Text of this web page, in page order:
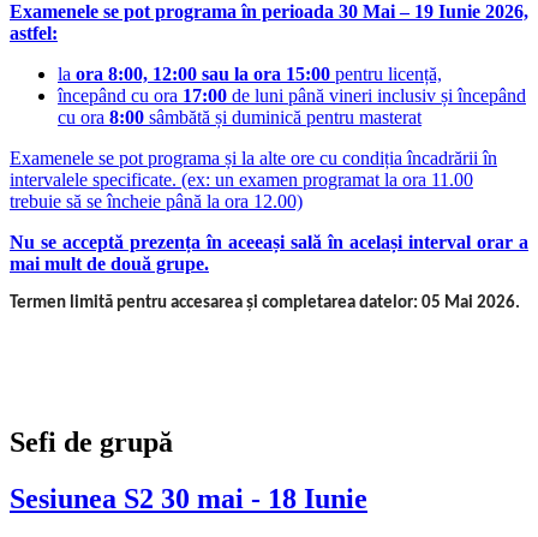
Examenele se pot programa în perioada 30 Mai – 19 Iunie 2026,
astfel:
la ora 8:00, 12:00 sau la ora 15:00 pentru licență,
începând cu ora 17:00 de luni până vineri inclusiv și începând
cu ora 8:00 sâmbătă și duminică pentru masterat
Examenele se pot programa și la alte ore cu condiția încadrării în
intervalele specificate. (ex: un examen programat la ora 11.00
trebuie să se încheie până la ora 12.00)
Nu se acceptă prezența în aceeași sală în același interval orar a
mai mult de două grupe.
Termen limită pentru accesarea și completarea datelor: 05 Mai 2026.
Sefi de grupă
Sesiunea S2 30 mai - 18 Iunie